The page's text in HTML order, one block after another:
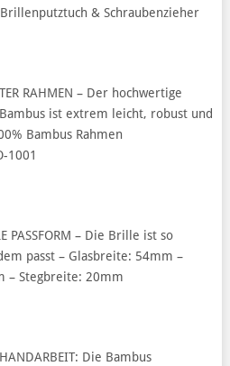
& Schraubenzieher
RAHMEN – Der hochwertige
ist extrem leicht, robust und
Bambus Rahmen
1001
PASSFORM – Die Brille ist so
passt – Glasbreite: 54mm –
– Stegbreite: 20mm
Die Bambus